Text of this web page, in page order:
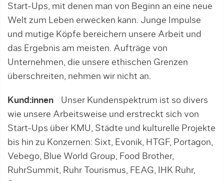
Start-Ups, mit denen man von Beginn an eine neue
Welt zum Leben erwecken kann. Junge Impulse
und mutige Köpfe bereichern unsere Arbeit und
das Ergebnis am meisten. Aufträge von
Unternehmen, die unsere ethischen Grenzen
überschreiten, nehmen wir nicht an.
Kund:innen Unser Kundenspektrum ist so divers
wie unsere Arbeitsweise und erstreckt sich von
Start-Ups über KMU, Städte und kulturelle Projekte
bis hin zu Konzernen: Sixt, Evonik, HTGF, Portagon,
Vebego, Blue World Group, Food Brother,
RuhrSummit, Ruhr Tourismus, FEAG, IHK Ruhr,